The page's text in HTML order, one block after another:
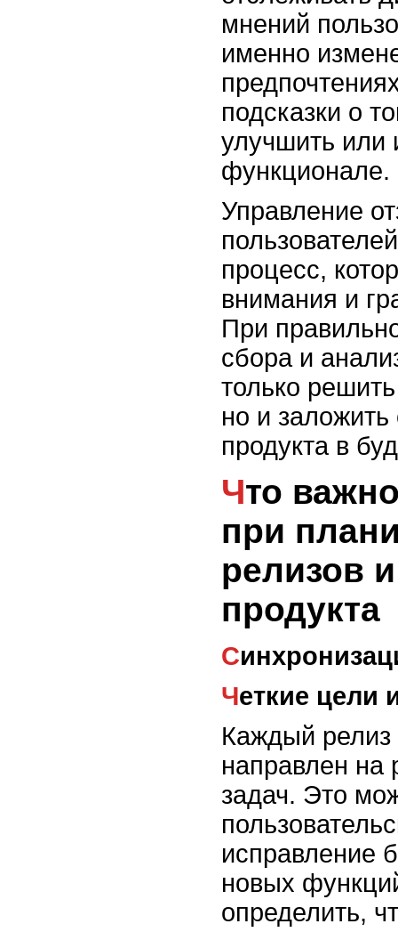
мнений
именно
подсказки о
улучшить или
функционале.
Управление
процесс,
внимания и
При
сбора и
только
но и заложить
продукта в
Что важно учитывать
при
релизов
продукта
Четкие
Каждый
направлен на
задач. Это
исправление
новых
определить,